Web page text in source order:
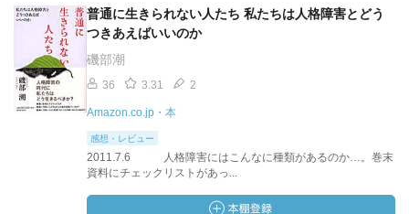
普通に生きられない人たち 私たちは人格障害とどう
つきあえばいいのか
磯部潮
36 3.31 2
Amazon.co.jp・本
感想・レビュー
2011.7.6 人格障害にはこんなに種類があるのか…。巻末
資料にチェックリストがあっ...